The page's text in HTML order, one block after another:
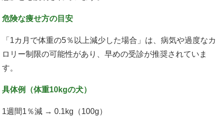
危険な痩せ方の目安
「1カ月で体重の5％以上減少した場合」は、病気や過度なカ
ロリー制限の可能性があり、早めの受診が推奨されていま
す。
具体例（体重10kgの犬）
1週間1％減 → 0.1kg（100g）